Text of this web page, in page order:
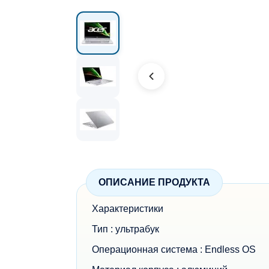
ОПИСАНИЕ ПРОДУКТА
Характеристики
Тип : ультрабук
Операционная система : Endless OS